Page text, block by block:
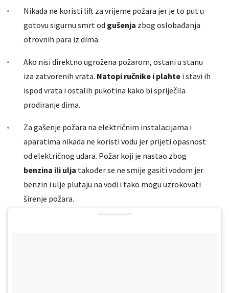
Nikada ne koristi lift za vrijeme požara jer je to put u
gotovu sigurnu smrt od gušenja zbog oslobađanja
otrovnih para iz dima.
Ako nisi direktno ugrožena požarom, ostani u stanu
iza zatvorenih vrata. Natopi ručnike i plahte i stavi ih
ispod vrata i ostalih pukotina kako bi spriječila
prodiranje dima.
Za gašenje požara na električnim instalacijama i
aparatima nikada ne koristi vodu jer prijeti opasnost
od električnog udara. Požar koji je nastao zbog
benzina ili ulja također se ne smije gasiti vodom jer
benzin i ulje plutaju na vodi i tako mogu uzrokovati
širenje požara.